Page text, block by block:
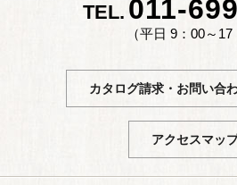
TEL. 011-
（平日 9：00～17
カタログ請求・お問い合
アクセスマッ